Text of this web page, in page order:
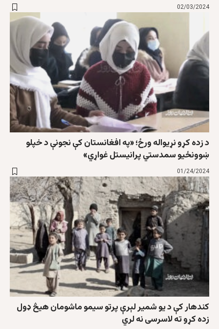
02/03/2024
د زده کړو نړیواله ورځ؛ «په افغانستان کې نجونې د خپلو
ښوونځيو سمدستي پرانیستل غواړي»
01/24/2024
کندهار کې د یو شمیر لېرې پرتو سیمو ماشومان هیڅ ډول
زده کړو ته لاسرسی نه لري